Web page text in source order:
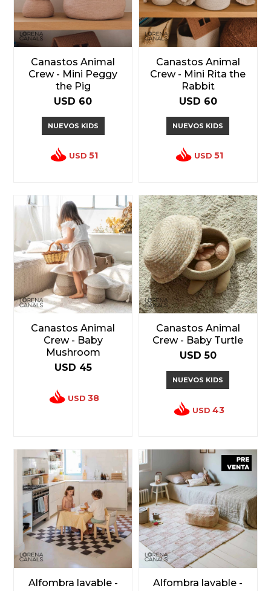
Canastos Animal
Crew - Mini Peggy
the Pig
USD 60
NUEVOS KIDS
USD 51
Canastos Animal
Crew - Mini Rita the
Rabbit
USD 60
NUEVOS KIDS
USD 51
Canastos Animal
Crew - Baby
Mushroom
USD 45
USD 38
Canastos Animal
Crew - Baby Turtle
USD 50
NUEVOS KIDS
USD 43
Alfombra lavable -
Alfombra lavable -